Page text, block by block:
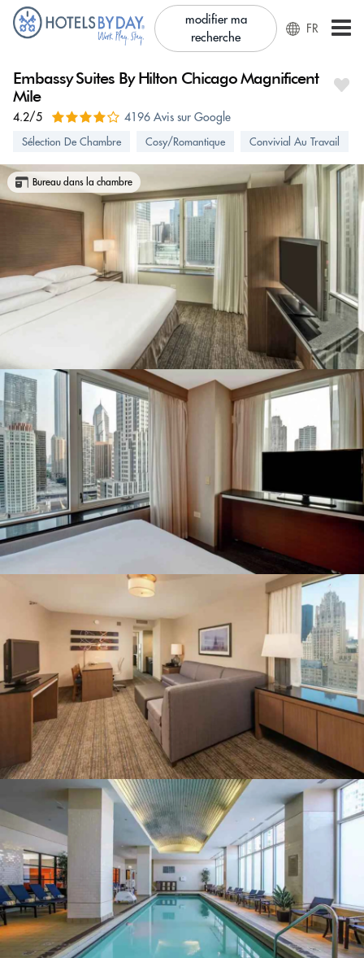
modifier ma
recherche
FR
Embassy Suites By Hilton Chicago Magnificent
Mile
4.2/5 4196 Avis sur Google
Sélection De Chambre Cosy/Romantique Convivial Au Travail
Bureau dans la chambre